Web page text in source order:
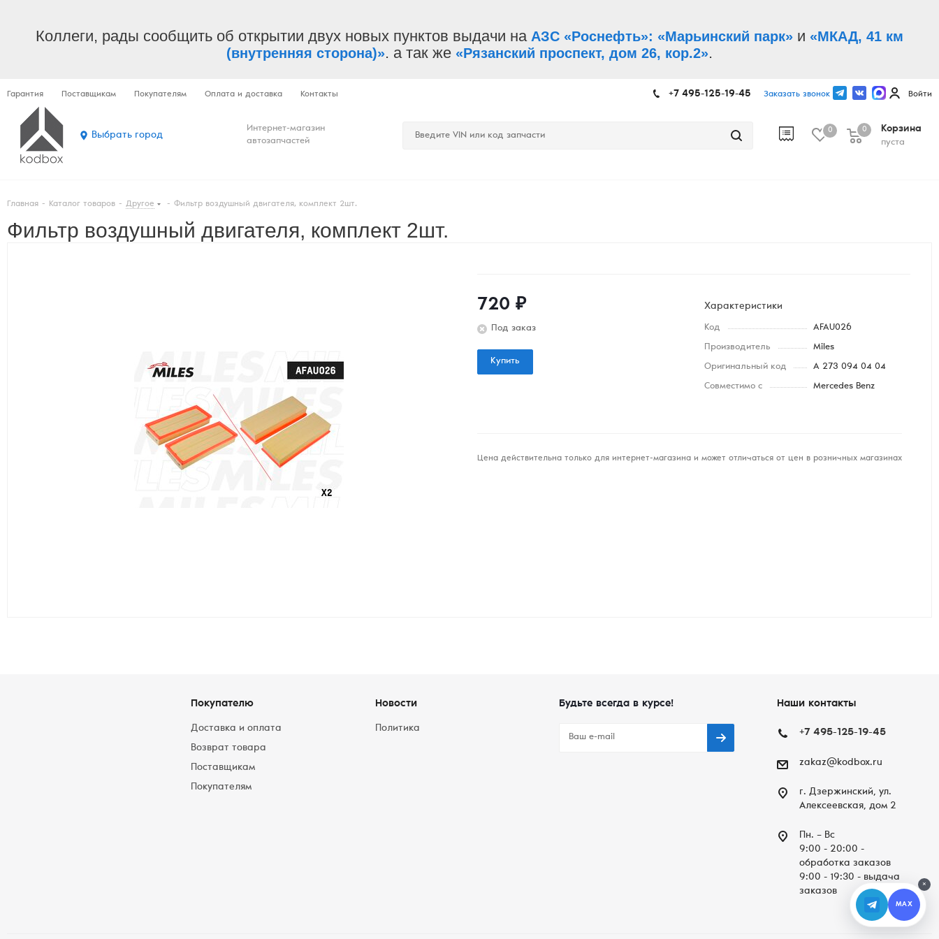
Коллеги, рады сообщить об открытии двух новых пунктов выдачи на АЗС «Роснефть»: «Марьинский парк» и «МКАД, 41 км
(внутренняя сторона)». а так же «Рязанский проспект, дом 26, кор.2».
Гарантия Поставщикам Покупателям Оплата и доставка Контакты +7 495-125-19-45 Заказать звонок Войти
Выбрать город
Интернет-магазин
автозапчастей
0
Корзина
пуста
0
Главная - Каталог товаров - Другое - Фильтр воздушный двигателя, комплект 2шт.
Фильтр воздушный двигателя, комплект 2шт.
720 ₽
Под заказ
Купить
Характеристики
Код AFAU026
Производитель Miles
Оригинальный код A 273 094 04 04
Совместимо с Mercedes Benz
Цена действительна только для интернет-магазина и может отличаться от цен в розничных магазинах
Покупателю
Доставка и оплата
Возврат товара
Поставщикам
Покупателям
Новости
Политика
Будьте всегда в курсе! Наши контакты
+7 495-125-19-45
zakaz@kodbox.ru
г. Дзержинский, ул.
Алексеевская, дом 2
Пн. – Вc
9:00 - 20:00 -
обработка заказов
9:00 - 19:30 - выдача
заказов
×
MAX